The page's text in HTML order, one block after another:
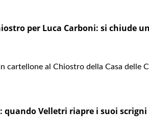
per Luca Carboni: si chiude
cartellone al Chiostro della Casa delle
quando Velletri riapre i suoi scrigni